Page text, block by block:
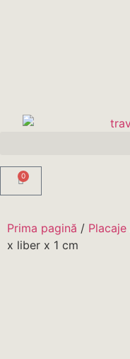
0
Prima pagină / Placaje
x liber x 1 cm